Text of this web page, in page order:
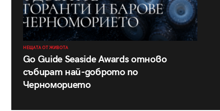
НЕЩАТА ОТ ЖИВОТА
Go Guide Seaside Awards отново
събират най-доброто по
Черноморието